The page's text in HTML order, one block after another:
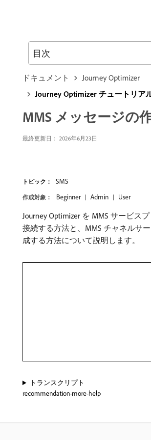
ドキュメント
Journey Optimizer
Journey Optimizer チュートリア
MMS メッセージの
最終更新日： 2026年6月23日
トピック： SMS
作成対象： Beginner Admin User
Journey Optimizer を MMS サービス
接続する方法と、MMS チャネルサ
成する方法について説明します。
トランスクリプト
recommendation-more-help
目次